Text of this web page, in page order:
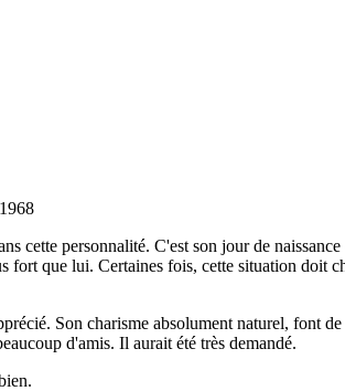
cette personnalité. C'est son jour de
que lui. Certaines fois, cette situation doit
Son charisme absolument naturel, font
d'amis. Il aurait été très demandé.